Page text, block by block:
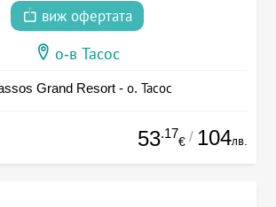
виж офертата
о-в Тасос
Grand Resort - о. Тасос
53.17
€ / 104лв.